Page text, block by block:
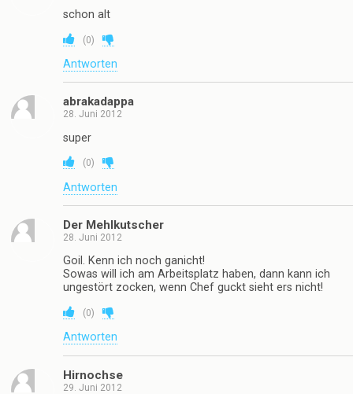
schon alt
(0)
Antworten
abrakadappa
28. Juni 2012
super
(0)
Antworten
Der Mehlkutscher
28. Juni 2012
Goil. Kenn ich noch ganicht!
Sowas will ich am Arbeitsplatz haben, dann kann ich
ungestört zocken, wenn Chef guckt sieht ers nicht!
(0)
Antworten
Hirnochse
29. Juni 2012